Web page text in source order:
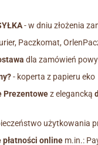
- w dniu złożenia
Paczkomat,
dla zamówień
- koperta z papieru eko
Prezentowez elegancką
użytkowania
płatności online m.in.: